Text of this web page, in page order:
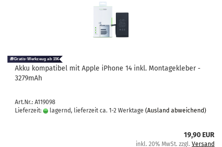
Akku kom­pa­ti­bel mit Apple iPho­ne 14 inkl. Mon­ta­ge­kle­ber -
3279mAh
Art.Nr.: A119098
Lieferzeit:
lagernd, lieferzeit ca. 1-2 Werktage (Ausland abweichend)
19,90 EUR
inkl. 20% MwSt. zzgl. Versand